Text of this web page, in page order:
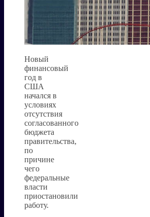
Новый
финансовый
год в
США
начался в
условиях
отсутствия
согласованного
бюджета
правительства,
по
причине
чего
федеральные
власти
приостановили
работу.